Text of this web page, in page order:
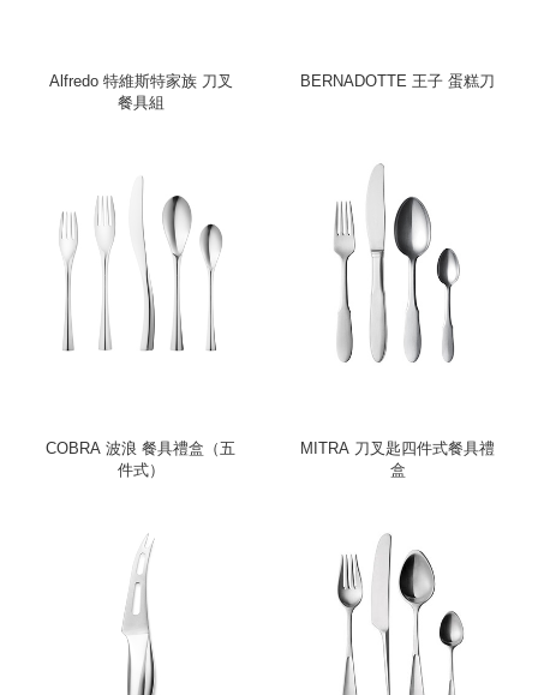
Alfredo 特維斯特家族 刀叉
餐具組
BERNADOTTE 王子 蛋糕刀
COBRA 波浪 餐具禮盒（五
件式）
MITRA 刀叉匙四件式餐具禮
盒